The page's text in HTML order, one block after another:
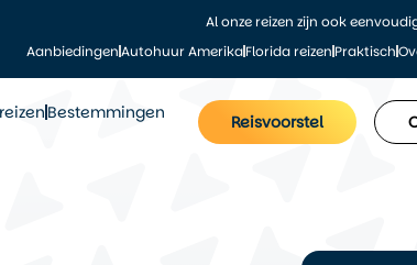
Al onze reizen zijn ook
AanbiedingenAutohuur AmerikaFlorida reizenPraktisch
Bestemmingen Reisvoorstel